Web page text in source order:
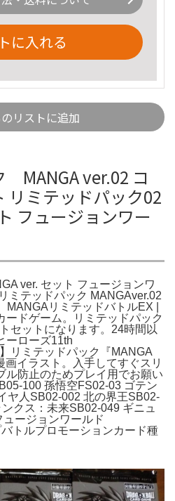
に入れる
リストに追加
MANGA ver.02 コ
リミテッドパック02
フュージョンワー
ver. セット フュージョンワ
ミテッドパック MANGAver.02
リミテッドバトルEX |
ードゲーム。リミテッドパック
セットになります。24時間以
ローズ11th
リミテッドパック『MANGA
画イラスト。入手してすぐスリ
ル防止のためプレイ用でお願い
100 孫悟空FS02-03 ゴテン
ヤ人SB02-002 北の界王SB02-
クス：未来SB02-049 ギニュ
ージョンワールド
トルプロモーションカード種